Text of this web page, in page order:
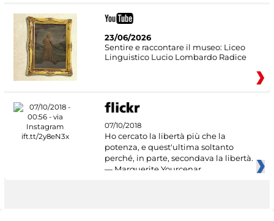
23/06/2026
Sentire e raccontare il museo: Liceo
Linguistico Lucio Lombardo Radice
07/10/2018
Ho cercato la libertà più che la
potenza, e quest'ultima soltanto
perché, in parte, secondava la libertà.
— Marguerite Yourcenar